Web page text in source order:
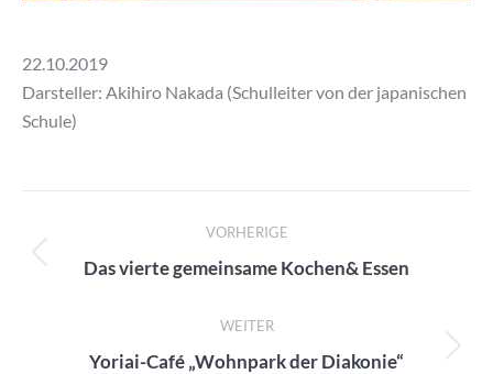
22.10.2019
Darsteller: Akihiro Nakada (Schulleiter von der japanischen
Schule)
VORHERIGE
Vorheriger
Das vierte gemeinsame Kochen& Essen
WEITER
Nächster
Yoriai-Café „Wohnpark der Diakonie“